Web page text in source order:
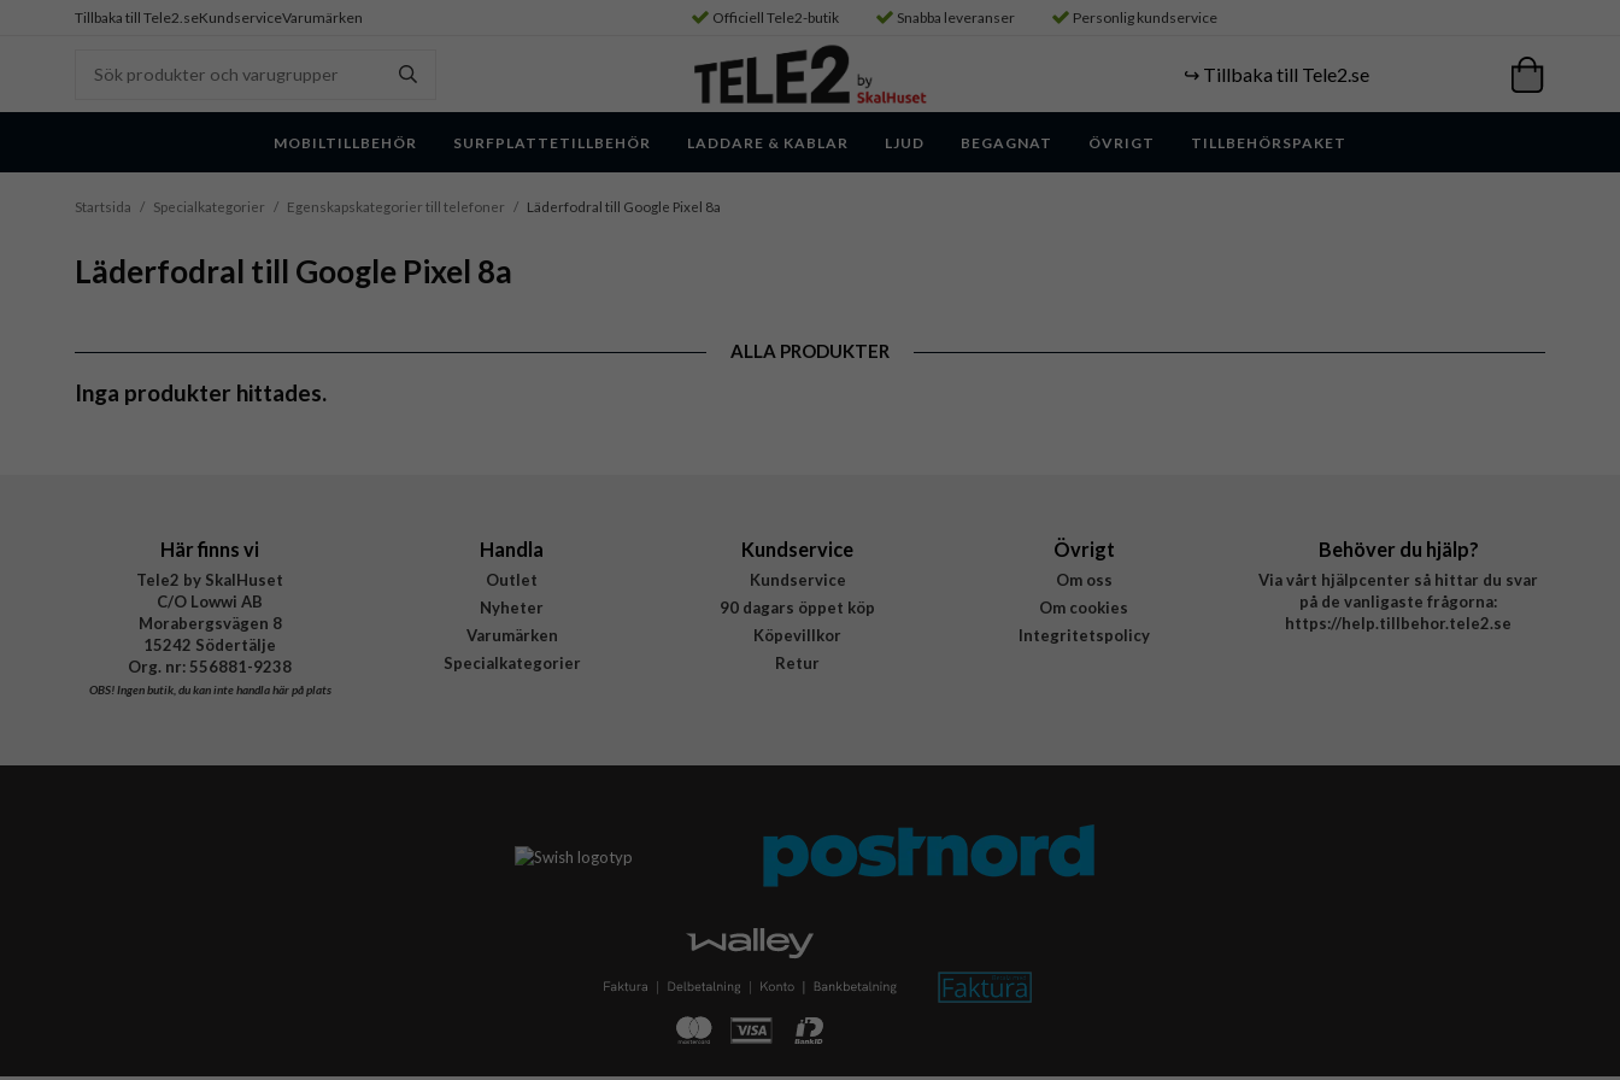
Tillbaka till Tele2.seKundserviceVarumärken Officiell Tele2-butik Snabba leveranser Personlig kundservice
↪️ Tillbaka till Tele2.se
MOBILTILLBEHÖR SURFPLATTETILLBEHÖR LADDARE & KABLAR LJUD BEGAGNAT ÖVRIGT TILLBEHÖRSPAKET
Startsida / Specialkategorier / Egenskapskategorier till telefoner / Läderfodral till Google Pixel 8a
Läderfodral till Google Pixel 8a
ALLA PRODUKTER
Inga produkter hittades.
Här finns vi
Tele2 by SkalHuset
C/O Lowwi AB
Morabergsvägen 8
15242 Södertälje
Org. nr: 556881-9238
OBS!Ingen butik, du kan inte handla här på plats
Handla
Outlet
Nyheter
Varumärken
Specialkategorier
Kundservice
Kundservice
90 dagars öppet köp
Köpevillkor
Retur
Övrigt
Om oss
Om cookies
Integritetspolicy
Behöver du hjälp?
Via vårt hjälpcenter så hittar du svar
på de vanligaste frågorna:
https://help.tillbehor.tele2.se